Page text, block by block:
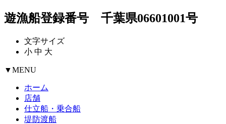
遊漁船登録番号 千葉県06601001号
文字サイズ
小 中 大
▼MENU
ホーム
店舗
仕立船・乗合船
堤防渡船